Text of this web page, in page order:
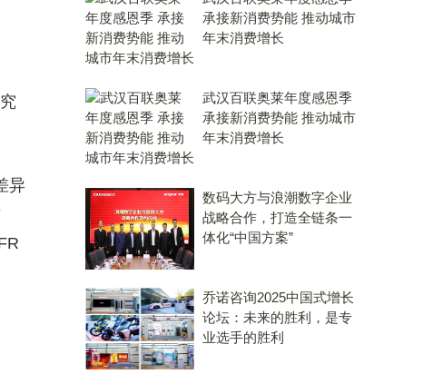
异
承接新消费势能 推动城市
年末消费增长
武汉百联奥莱年度感恩季
承接新消费势能 推动城市
年末消费增长
数码大方与浪潮数字企业
战略合作，打造全链条一
体化“中国方案”
乔诺咨询2025中国式增长
论坛：未来的胜利，是专
业选手的胜利